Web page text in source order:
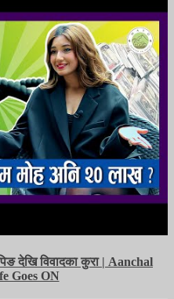
देखि विवादका कुरा | Aanchal
Goes ON